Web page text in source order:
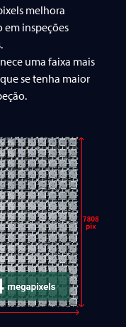
melhora
em inspeções
uma faixa mais
se tenha maior